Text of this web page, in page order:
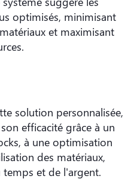
optimisés, minimisant
et maximisant
solution personnalisée,
efficacité grâce à un
à une optimisation
des matériaux,
et de l'argent.